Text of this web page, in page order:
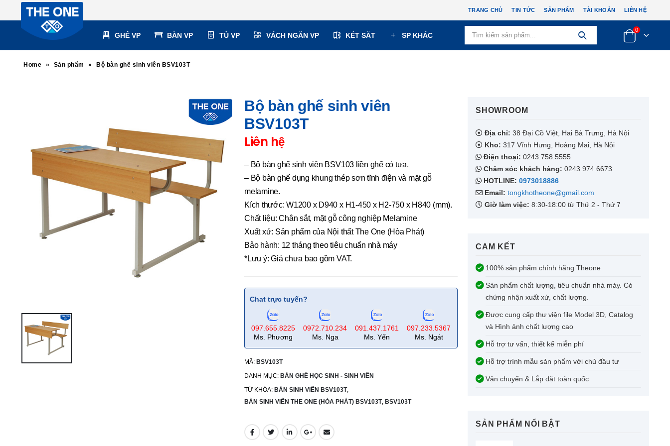
TRANG CHỦ TIN TỨC SẢN PHẨM TÀI KHOẢN LIÊN HỆ
GHẾ VP BÀN VP TỦ VP VÁCH NGĂN VP KÉT SẮT SP KHÁC
0
Home » Sản phẩm » Bộ bàn ghế sinh viên BSV103T
Bộ bàn ghế sinh viên
BSV103T
Liên hệ
– Bộ bàn ghế sinh viên BSV103 liền ghế có tựa.
– Bộ bàn ghế dụng khung thép sơn tĩnh điện và mặt gỗ
melamine.
Kích thước: W1200 x D940 x H1-450 x H2-750 x H840 (mm).
Chất liệu: Chân sắt, mặt gỗ công nghiệp Melamine
Xuất xứ: Sản phẩm của Nội thất The One (Hòa Phát)
Bảo hành: 12 tháng theo tiêu chuẩn nhà máy
*Lưu ý: Giá chưa bao gồm VAT.
Chat trực tuyến?
097.655.8225
Ms. Phương
0972.710.234
Ms. Nga
091.437.1761
Ms. Yến
097.233.5367
Ms. Ngát
MÃ: BSV103T
DANH MỤC: BÀN GHẾ HỌC SINH - SINH VIÊN
TỪ KHÓA: BÀN SINH VIÊN BSV103T,
BÀN SINH VIÊN THE ONE (HÒA PHÁT) BSV103T, BSV103T
SHOWROOM​
Địa chỉ: 38 Đại Cồ Việt, Hai Bà Trưng, Hà Nội
Kho: 317 Vĩnh Hưng, Hoàng Mai, Hà Nội
Điện thoại: 0243.758.5555
Chăm sóc khách hàng: 0243.974.6673
HOTLINE: 0973018886
Email: tongkhotheone@gmail.com
Giờ làm việc: 8:30-18:00 từ Thứ 2 - Thứ 7
CAM KẾT​
100% sản phẩm chính hãng Theone
Sản phẩm chất lượng, tiêu chuẩn nhà máy. Có
chứng nhận xuất xứ, chất lượng.
Được cung cấp thư viện file Model 3D, Catalog
và Hình ảnh chất lượng cao
Hỗ trợ tư vấn, thiết kế miễn phí
Hỗ trợ trình mẫu sản phẩm với chủ đầu tư
Vận chuyển & Lắp đặt toàn quốc
SẢN PHẨM NỔI BẬT